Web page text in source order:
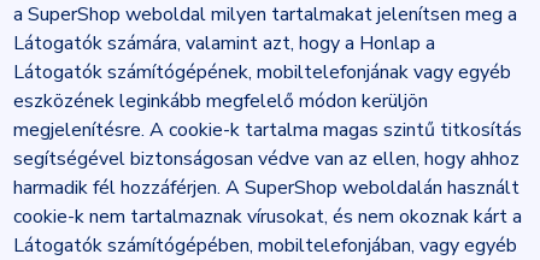
a SuperShop weboldal milyen tartalmakat jelenítsen meg a
Látogatók számára, valamint azt, hogy a Honlap a
Látogatók számítógépének, mobiltelefonjának vagy egyéb
eszközének leginkább megfelelő módon kerüljön
megjelenítésre. A cookie-k tartalma magas szintű titkosítás
segítségével biztonságosan védve van az ellen, hogy ahhoz
harmadik fél hozzáférjen. A SuperShop weboldalán használt
cookie-k nem tartalmaznak vírusokat, és nem okoznak kárt a
Látogatók számítógépében, mobiltelefonjában, vagy egyéb